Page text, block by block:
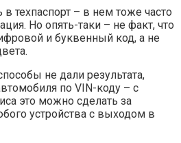
техпаспорт – в нем тоже часто
Но опять-таки – не факт, что
и буквенный код, а не
не дали результата,
по VIN-коду – с
это можно сделать за
устройства с выходом в